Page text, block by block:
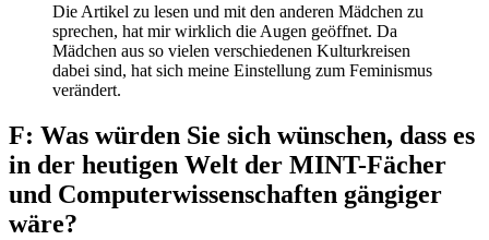
Die Artikel zu lesen und mit den anderen Mädchen zu
sprechen, hat mir wirklich die Augen geöffnet. Da
Mädchen aus so vielen verschiedenen Kulturkreisen
dabei sind, hat sich meine Einstellung zum Feminismus
verändert.
F: Was würden Sie sich wünschen, dass es
in der heutigen Welt der MINT-Fächer
und Computerwissenschaften gängiger
wäre?